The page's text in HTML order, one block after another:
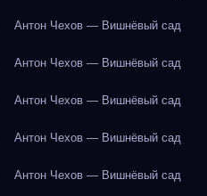
Антон Чехов — Вишнёвый сад
Антон Чехов — Вишнёвый сад
Антон Чехов — Вишнёвый сад
Антон Чехов — Вишнёвый сад
Антон Чехов — Вишнёвый сад